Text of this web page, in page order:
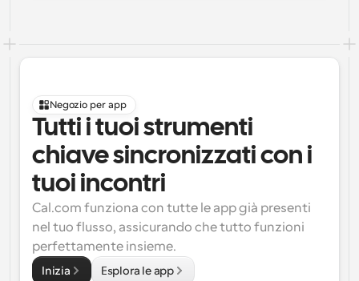
Negozio per app
Tutti i tuoi strumenti
chiave sincronizzati con i
tuoi incontri
Cal.com funziona con tutte le app già presenti
nel tuo flusso, assicurando che tutto funzioni
perfettamente insieme.
Inizia Esplora le app